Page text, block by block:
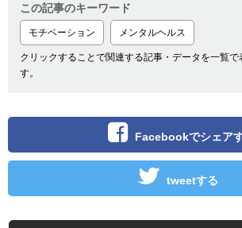
この記事のキーワード
モチベーション メンタルヘルス
クリックすることで関連する記事・データを一覧で
す。
Facebookでシェア
tweetする